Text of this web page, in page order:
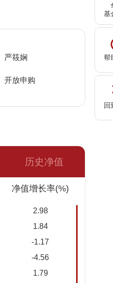
基
帮
回
严筱娴
开放申购
历史净值
净值增长率(%)
2.98
1.84
-1.17
-4.56
1.79
净